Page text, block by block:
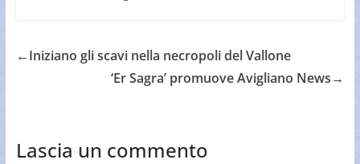
←Iniziano gli scavi nella necropoli del Vallone
‘Er Sagra’ promuove Avigliano News→
Lascia un commento